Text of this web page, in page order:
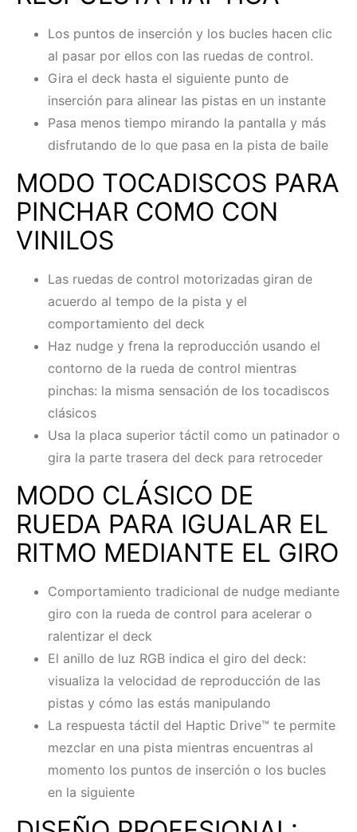
Los puntos de inserción y los bucles hacen clic
al pasar por ellos con las ruedas de control.
Gira el deck hasta el siguiente punto de
inserción para alinear las pistas en un instante
Pasa menos tiempo mirando la pantalla y más
disfrutando de lo que pasa en la pista de baile
MODO TOCADISCOS PARA
PINCHAR COMO CON
VINILOS
Las ruedas de control motorizadas giran de
acuerdo al tempo de la pista y el
comportamiento del deck
Haz nudge y frena la reproducción usando el
contorno de la rueda de control mientras
pinchas: la misma sensación de los tocadiscos
clásicos
Usa la placa superior táctil como un patinador o
gira la parte trasera del deck para retroceder
MODO CLÁSICO DE
RUEDA PARA IGUALAR EL
RITMO MEDIANTE EL GIRO
Comportamiento tradicional de nudge mediante
giro con la rueda de control para acelerar o
ralentizar el deck
El anillo de luz RGB indica el giro del deck:
visualiza la velocidad de reproducción de las
pistas y cómo las estás manipulando
La respuesta táctil del Haptic Drive™ te permite
mezclar en una pista mientras encuentras al
momento los puntos de inserción o los bucles
en la siguiente